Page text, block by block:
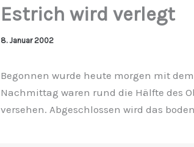
Estrich wird verlegt
8. Januar 2002
Begonnen wurde heute morgen mit
Nachmittag waren rund die Hälfte des
versehen. Abgeschlossen wird das